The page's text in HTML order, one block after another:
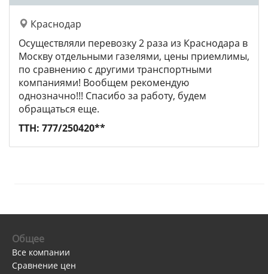
Краснодар
Осуществляли перевозку 2 раза из Краснодара в
Москву отдельными газелями, цены приемлимы,
по сравнению с другими транспортными
компаниями! Вообщем рекомендую
однозначно!!! Спасибо за работу, будем
обращаться еще.
ТТН: 777/250420**
Общее
Все компании
Сравнение цен